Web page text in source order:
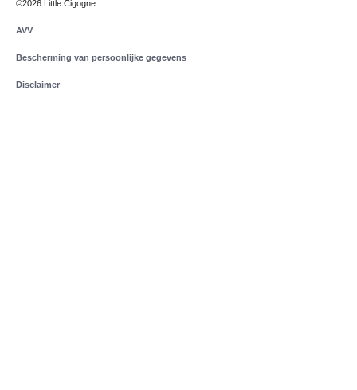
©2026 Little Cigogne
AVV
Bescherming van persoonlijke gegevens
Disclaimer